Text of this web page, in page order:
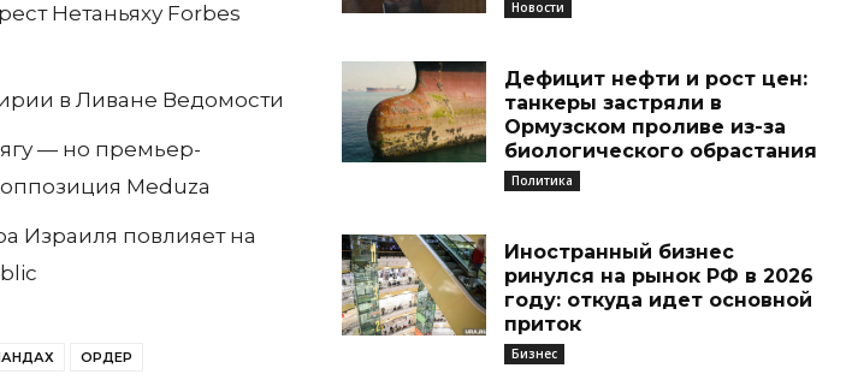
Нетаньяху Forbes
в Ливане Ведомости
— но премьер-
Meduza
Израиля повлияет на
ОРДЕР
Новости
Дефицит нефти и рост цен:
танкеры застряли в
Ормузском проливе из-за
биологического обрастания
Политика
Иностранный бизнес
ринулся на рынок РФ в 2026
году: откуда идет основной
приток
Бизнес